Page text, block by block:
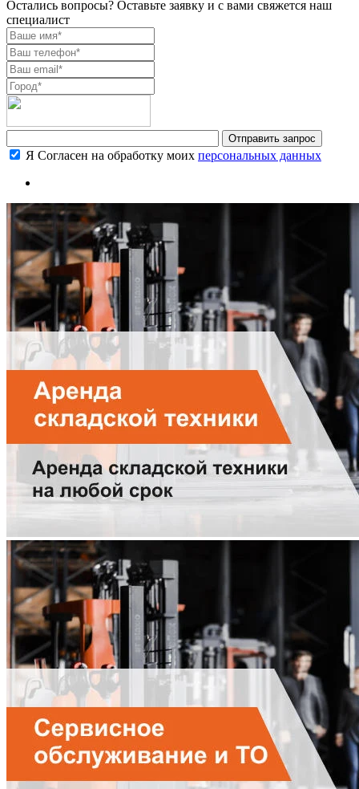
Остались вопросы? Оставьте заявку и с вами свяжется наш
специалист
Я Согласен на обработку моих персональных данных